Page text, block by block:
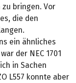
zu bringen. Vor
die den
ein ähnliches
der NEC 1701
in Sachen
L557 konnte aber